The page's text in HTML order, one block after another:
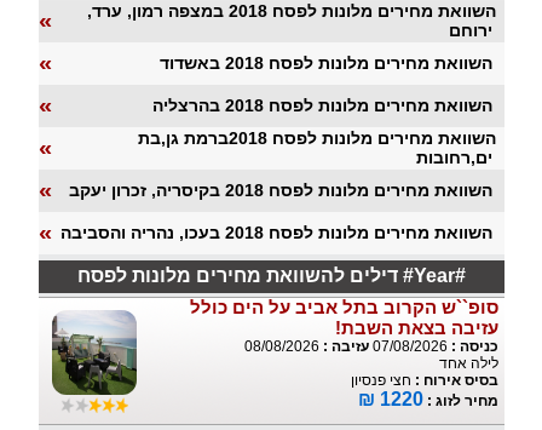
«
השוואת מחירים מלונות לפסח 2018 במצפה רמון, ערד,
ירוחם
« השוואת מחירים מלונות לפסח 2018 באשדוד
« השוואת מחירים מלונות לפסח 2018 בהרצליה
«
השוואת מחירים מלונות לפסח 2018ברמת גן,בת
ים,רחובות
« השוואת מחירים מלונות לפסח 2018 בקיסריה, זכרון יעקב
« השוואת מחירים מלונות לפסח 2018 בעכו, נהריה והסביבה
דילים להשוואת מחירים מלונות לפסח #Year#
סופ``ש הקרוב בתל אביב על הים כולל
עזיבה בצאת השבת!
כניסה : 07/08/2026 עזיבה : 08/08/2026
לילה אחד
בסיס אירוח : חצי פנסיון
מחיר לזוג : 1220 ₪